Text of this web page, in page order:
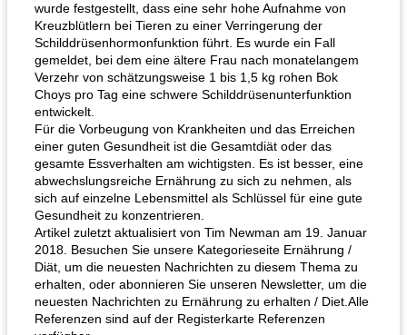
wurde festgestellt, dass eine sehr hohe Aufnahme von
Kreuzblütlern bei Tieren zu einer Verringerung der
Schilddrüsenhormonfunktion führt. Es wurde ein Fall
gemeldet, bei dem eine ältere Frau nach monatelangem
Verzehr von schätzungsweise 1 bis 1,5 kg rohen Bok
Choys pro Tag eine schwere Schilddrüsenunterfunktion
entwickelt.
Für die Vorbeugung von Krankheiten und das Erreichen
einer guten Gesundheit ist die Gesamtdiät oder das
gesamte Essverhalten am wichtigsten. Es ist besser, eine
abwechslungsreiche Ernährung zu sich zu nehmen, als
sich auf einzelne Lebensmittel als Schlüssel für eine gute
Gesundheit zu konzentrieren.
Artikel zuletzt aktualisiert von Tim Newman am 19. Januar
2018. Besuchen Sie unsere Kategorieseite Ernährung /
Diät, um die neuesten Nachrichten zu diesem Thema zu
erhalten, oder abonnieren Sie unseren Newsletter, um die
neuesten Nachrichten zu Ernährung zu erhalten / Diet.Alle
Referenzen sind auf der Registerkarte Referenzen